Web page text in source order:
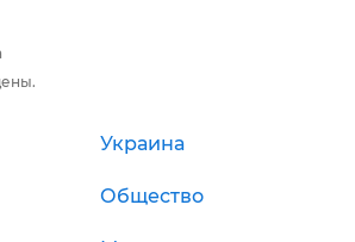
Украина
Общество